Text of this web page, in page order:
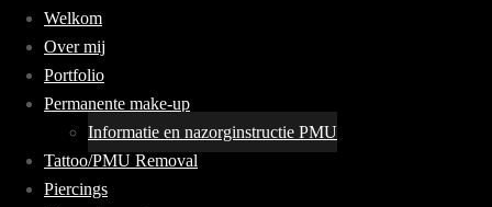
Welkom
Over mij
Portfolio
Permanente make-up
Informatie en nazorginstructie PMU
Tattoo/PMU Removal
Piercings